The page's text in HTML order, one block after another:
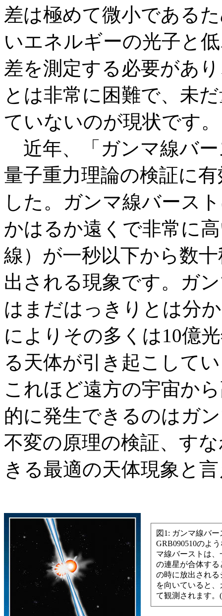
差は極めて微小である
いエネルギーの光子と
差を測定する必要があ
とは非常に困難で、未
ていないのが現状です。
近年、「ガンマ線バ
量子重力理論の検証に
した。ガンマ線バース
かはるか遠くで非常に
線）が一秒以下から数
出される現象です。ガ
はまだはっきりとは分
によりその多くは10億
る天体が引き起こして
これほど遠方の宇宙か
的に発生できるのはガ
不変の原理の検証、す
きる最適の天体現象と
図1: ガンマ線バ
GRB090510のよ
マ線バーストは
の連星が合体す
の時に放出され
を向いていると
て観測されます